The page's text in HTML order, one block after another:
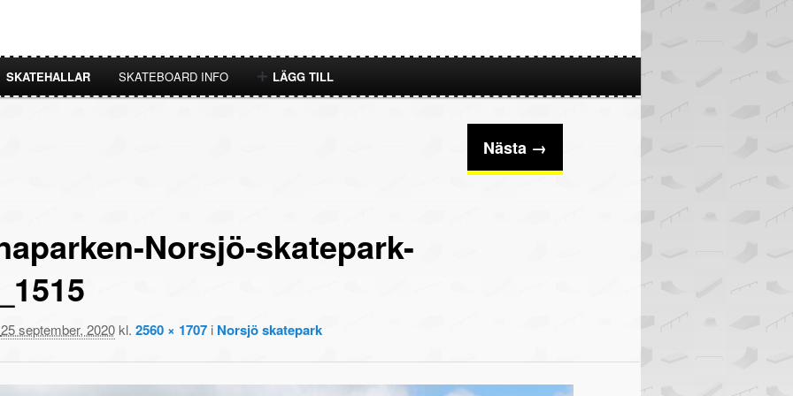
SKATEHALLAR SKATEBOARD INFO LÄGG TILL
Nästa →
Norsjö-skatepark-
25 september, 2020kl. 2560 × 1707i Norsjö skatepark